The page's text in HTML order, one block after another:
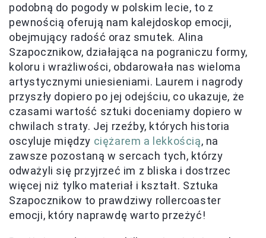
podobną do pogody w polskim lecie, to z
pewnością oferują nam kalejdoskop emocji,
obejmujący radość oraz smutek. Alina
Szapocznikow, działająca na pograniczu formy,
koloru i wrażliwości, obdarowała nas wieloma
artystycznymi uniesieniami. Laurem i nagrody
przyszły dopiero po jej odejściu, co ukazuje, że
czasami wartość sztuki doceniamy dopiero w
chwilach straty. Jej rzeźby, których historia
oscyluje między ciężarem a lekkością, na
zawsze pozostaną w sercach tych, którzy
odważyli się przyjrzeć im z bliska i dostrzec
więcej niż tylko materiał i kształt. Sztuka
Szapocznikow to prawdziwy rollercoaster
emocji, który naprawdę warto przeżyć!